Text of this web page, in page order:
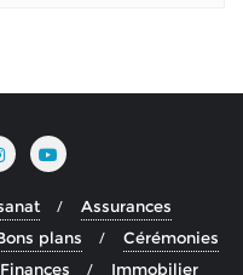
Assurances
plans
Cérémonies
Finances Immobilier